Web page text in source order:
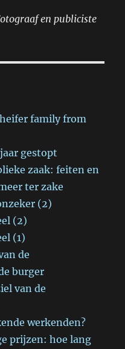
en publiciste
family from
gestopt
zaak: feiten en
ter zake
(2)
(2)
(1)
de
burger
van de
werkenden?
prijzen: hoe lang